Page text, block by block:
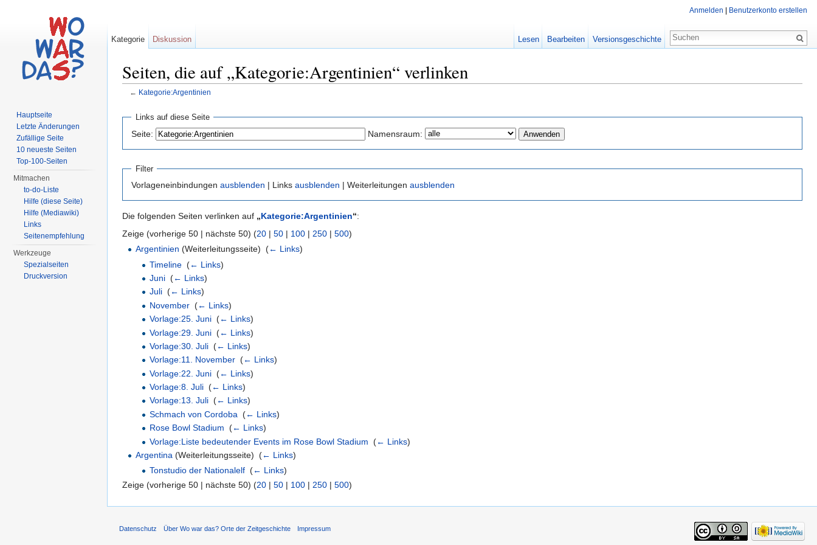
Seiten, die auf „Kategorie:Argentinien“ verlinken
← Kategorie:Argentinien
Links auf diese Seite
Seite: Namensraum:
Filter
Vorlageneinbindungen ausblenden | Links ausblenden | Weiterleitungen ausblenden
Die folgenden Seiten verlinken auf „Kategorie:Argentinien“:
Zeige (vorherige 50 | nächste 50) (20 | 50 | 100 | 250 | 500)
Argentinien (Weiterleitungsseite) ‎ (← Links)
Timeline‎ (← Links)
Juni‎ (← Links)
Juli‎ (← Links)
November‎ (← Links)
Vorlage:25. Juni‎ (← Links)
Vorlage:29. Juni‎ (← Links)
Vorlage:30. Juli‎ (← Links)
Vorlage:11. November‎ (← Links)
Vorlage:22. Juni‎ (← Links)
Vorlage:8. Juli‎ (← Links)
Vorlage:13. Juli‎ (← Links)
Schmach von Cordoba
(← Links)
Rose Bowl Stadium
(← Links)
Vorlage:Liste bedeutender Events im Rose Bowl Stadium
(← Links)
Argentina (Weiterleitungsseite) ‎ (← Links)
Tonstudio der Nationalelf‎ (← Links)
Zeige (vorherige 50 | nächste 50) (20 | 50 | 100 | 250 | 500)
Anmelden Benutzerkonto erstellen
Kategorie Diskussion Lesen Bearbeiten Versionsgeschichte
Hauptseite
Letzte Änderungen
Zufällige Seite
10 neueste Seiten
Top-100-Seiten
Mitmachen
to-do-Liste
Hilfe (diese Seite)
Hilfe (Mediawiki)
Links
Seitenempfehlung
Werkzeuge
Spezialseiten
Druckversion
Datenschutz Über Wo war das? Orte der Zeitgeschichte Impressum